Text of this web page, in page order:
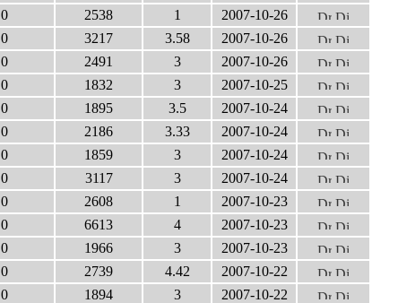
0 2538 1 2007-10-26
0 3217 3.58 2007-10-26
0 2491 3 2007-10-26
0 1832 3 2007-10-25
0 1895 3.5 2007-10-24
0 2186 3.33 2007-10-24
0 1859 3 2007-10-24
0 3117 3 2007-10-24
0 2608 1 2007-10-23
0 6613 4 2007-10-23
0 1966 3 2007-10-23
0 2739 4.42 2007-10-22
0 1894 3 2007-10-22